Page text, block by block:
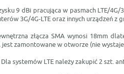
9 dBi pracująca w pasmach LTE/
3G/4G-LTE oraz innych urządzeń z
złącza SMA wynosi 18mm
zamontowane w otworze (nie
systemów LTE należy zakupić 2 szt.